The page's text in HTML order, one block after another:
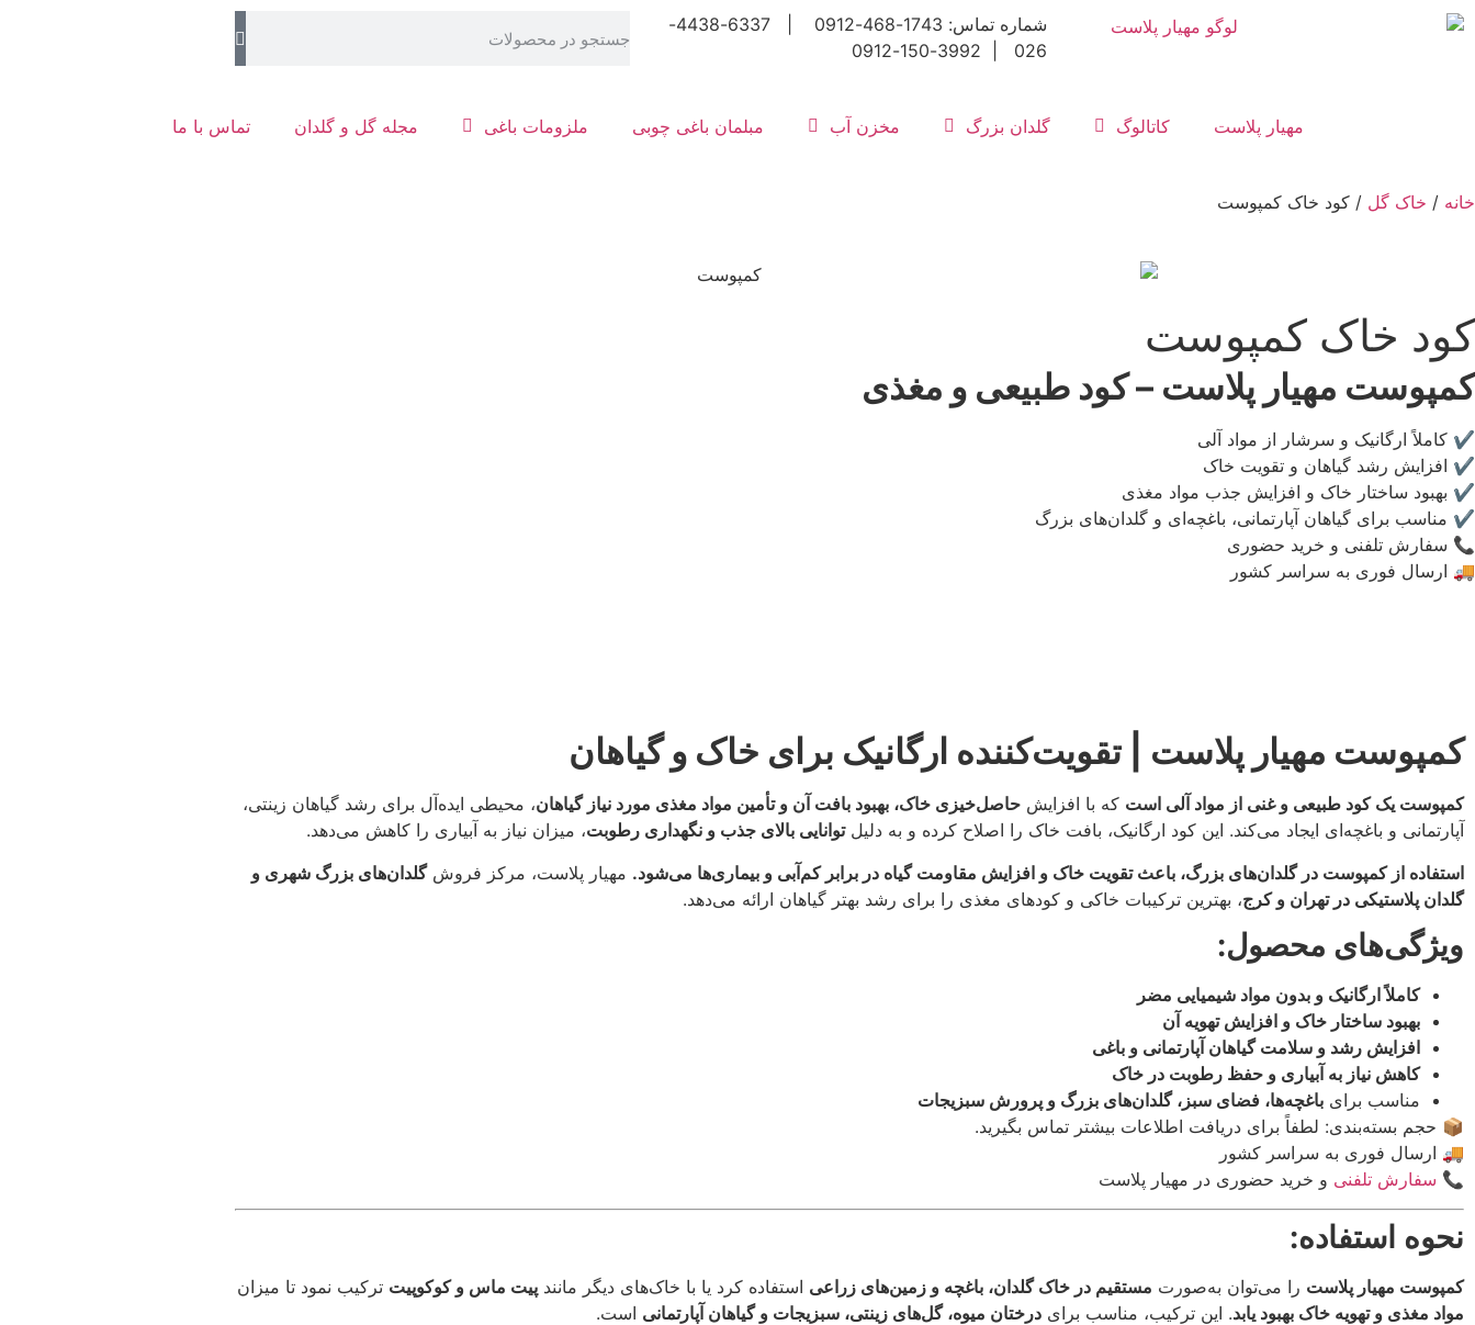
شماره تماس: 1743-468-0912 | 6337-4438-
026 | 3992-150-0912
مهیار پلاست کاتالوگ گلدان بزرگ مخزن آب مبلمان باغی چوبی ملزومات باغی مجله گل و گلدان تماس با ما
خانه / خاک گل / کود خاک کمپوست
کود خاک کمپوست
کمپوست مهیار پلاست – کود طبیعی و مغذی
✔ کاملاً ارگانیک و سرشار از مواد آلی
✔ افزایش رشد گیاهان و تقویت خاک
✔ بهبود ساختار خاک و افزایش جذب مواد مغذی
✔ مناسب برای گیاهان آپارتمانی، باغچه‌ای و گلدان‌های بزرگ
📞 سفارش تلفنی و خرید حضوری
🚚 ارسال فوری به سراسر کشور
کمپوست مهیار پلاست | تقویت‌کننده ارگانیک برای خاک و گیاهان
کمپوست یک کود طبیعی و غنی از مواد آلی است که با افزایش حاصل‌خیزی خاک، بهبود بافت آن و تأمین مواد مغذی مورد نیاز گیاهان، محیطی ایده‌آل برای رشد گیاهان زینتی،
آپارتمانی و باغچه‌ای ایجاد می‌کند. این کود ارگانیک، بافت خاک را اصلاح کرده و به دلیلتوانایی بالای جذب و نگهداری رطوبت، میزان نیاز به آبیاری را کاهش می‌دهد.
استفاده از کمپوست در گلدان‌های بزرگ، باعث تقویت خاک و افزایش مقاومت گیاه در برابر کم‌آبی و بیماری‌ها می‌شود. مهیار پلاست، مرکز فروشگلدان‌های بزرگ شهری و
گلدان پلاستیکی در تهران و کرج، بهترین ترکیبات خاکی و کودهای مغذی را برای رشد بهتر گیاهان ارائه می‌دهد.
ویژگی‌های محصول:
کاملاً ارگانیک و بدون مواد شیمیایی مضر
بهبود ساختار خاک و افزایش تهویه آن
افزایش رشد و سلامت گیاهان آپارتمانی و باغی
کاهش نیاز به آبیاری و حفظ رطوبت در خاک
مناسب برای باغچه‌ها، فضای سبز، گلدان‌های بزرگ و پرورش سبزیجات
📦 حجم بسته‌بندی: لطفاً برای دریافت اطلاعات بیشتر تماس بگیرید.
🚚 ارسال فوری به سراسر کشور
📞 سفارش تلفنی و خرید حضوری در مهیار پلاست
نحوه استفاده:
کمپوست مهیار پلاست را می‌توان به‌صورت مستقیم در خاک گلدان، باغچه و زمین‌های زراعی استفاده کرد یا با خاک‌های دیگر مانند پیت ماس و کوکوپیت ترکیب نمود تا میزان
مواد مغذی و تهویه خاک بهبود یابد. این ترکیب، مناسب برای درختان میوه، گل‌های زینتی، سبزیجات و گیاهان آپارتمانی است.